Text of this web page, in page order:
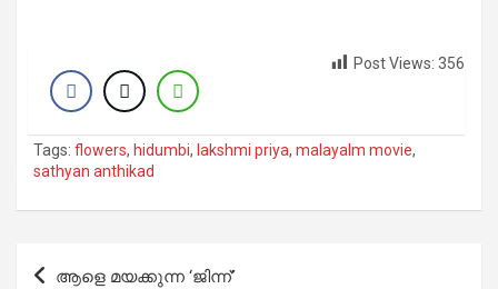
Post Views: 356
Tags: flowers, hidumbi, lakshmi priya, malayalm movie,
sathyan anthikad
Post
ആളെ മയക്കുന്ന ‘ജിന്ന്’